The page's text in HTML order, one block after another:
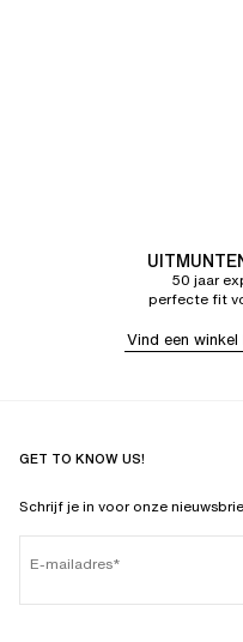
50 jaar
perfecte fit
Vind een
GET TO KNOW US!
Schrijf je in voor onze
E-mailadres